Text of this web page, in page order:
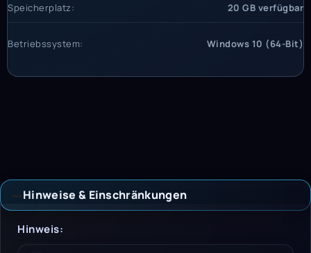
Speicherplatz: 20 GB verfügbar
Betriebssystem: Windows 10 (64-Bit)
Hinweise & Einschränkungen
Hinweise &
Hinweis: